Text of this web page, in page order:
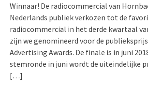
Winnaar! De radiocommercial van
Nederlands publiek verkozen tot de
radiocommercial in het derde kwartaal
zijn we genomineerd voor de publieksprijs
Advertising Awards. De finale is in juni
stemronde in juni wordt de uiteindelijke
[…]